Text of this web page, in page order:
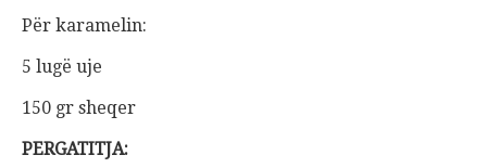
Për karamelin:
5 lugë uje
150 gr sheqer
PERGATITJA: